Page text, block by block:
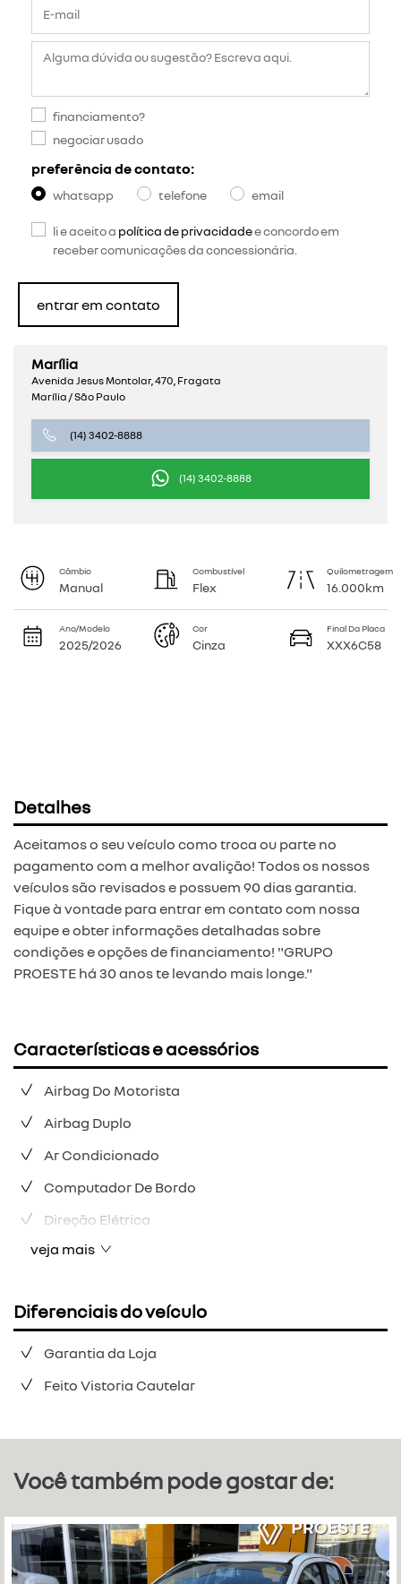
Marília
Avenida Jesus Montolar, 470, Fragata
Marília / São Paulo
(14) 3402-8888
(14) 3402-8888
financiamento?
negociar usado
preferência de contato:
whatsapp telefone email
li e aceito a política de privacidadee concordo em
receber comunicações da concessionária.
entrar em contato
Câmbio
Manual
Combustível
Flex
Quilometragem
16.000km
Ano/Modelo
2025/2026
Cor
Cinza
Final Da Placa
XXX6C58
Detalhes
Aceitamos o seu veículo como troca ou parte no
pagamento com a melhor avalição! Todos os nossos
veículos são revisados e possuem 90 dias garantia.
Fique à vontade para entrar em contato com nossa
equipe e obter informações detalhadas sobre
condições e opções de financiamento! "GRUPO
PROESTE há 30 anos te levando mais longe."
Características e acessórios
Airbag Do Motorista
Airbag Duplo
Ar Condicionado
Computador De Bordo
Direção Elétrica
veja mais
Diferenciais do veículo
Garantia da Loja
Feito Vistoria Cautelar
Você também pode gostar de: